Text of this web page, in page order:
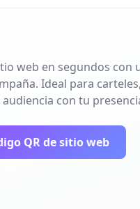
web en segundos con
Ideal para
con tu
QR de sitio web